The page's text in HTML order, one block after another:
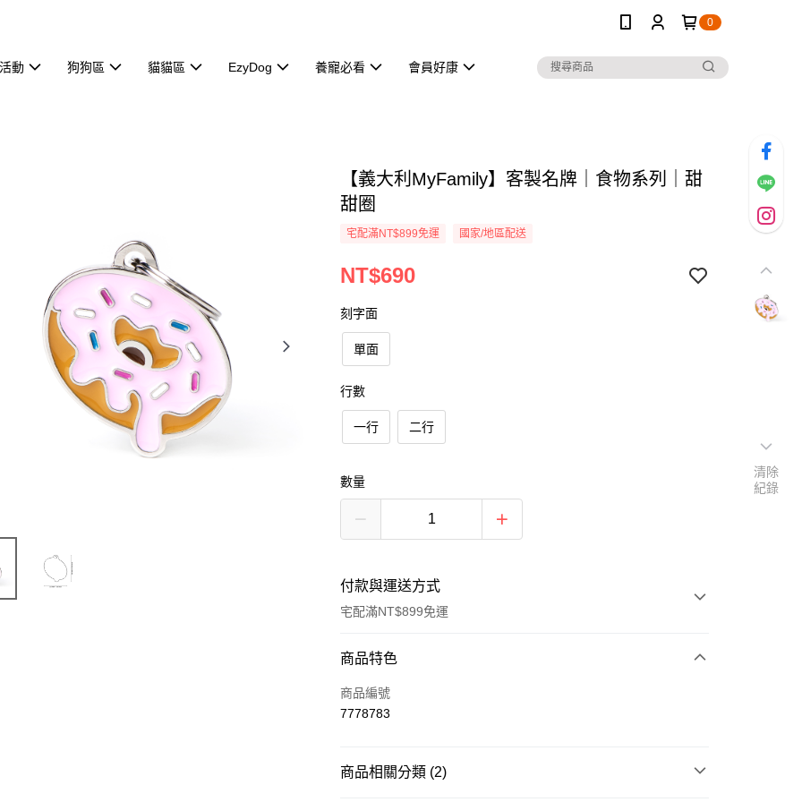
0
動 狗狗區 貓貓區 EzyDog 養寵必看 會員好康
【義大利MyFamily】客製名牌｜食物系列｜甜
甜圈
宅配滿NT$899免運 國家/地區配送
NT$690
刻字面
單面
行數
一行 二行
數量
付款與運送方式
宅配滿NT$899免運
付款方式
信用卡一次付款
商品特色
商品編號
7778783
商品相關分類 (2)
清除
紀錄